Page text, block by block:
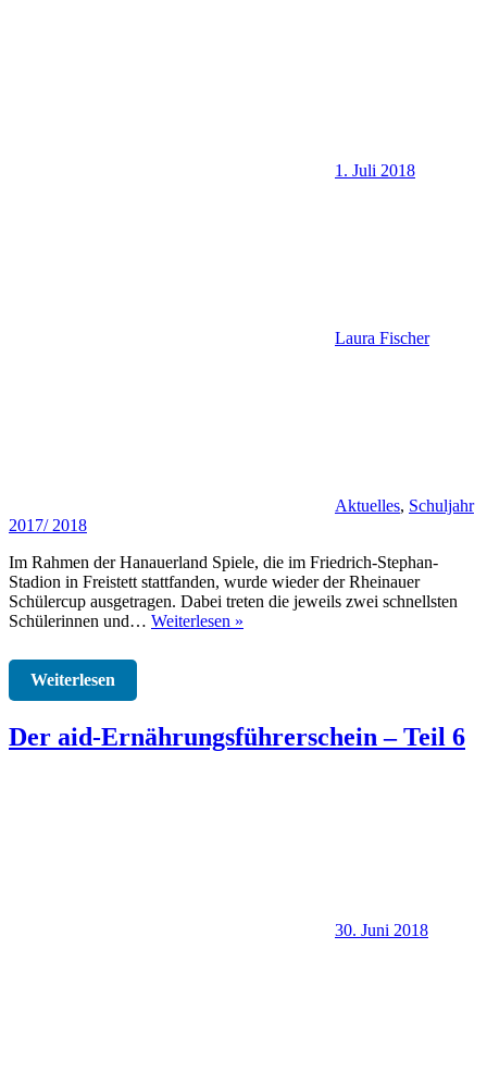
1. Juli 2018
Laura Fischer
Aktuelles, Schuljahr
2017/ 2018
Im Rahmen der Hanauerland Spiele, die im Friedrich-Stephan-
Stadion in Freistett stattfanden, wurde wieder der Rheinauer
Schülercup ausgetragen. Dabei treten die jeweils zwei schnellsten
Schülerinnen und… Weiterlesen »
Weiterlesen
Der aid-Ernährungsführerschein – Teil 6
30. Juni 2018